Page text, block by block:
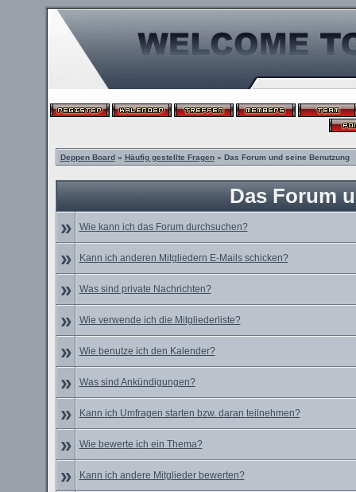
Deppen Board» Häufig gestellte Fragen» Das Forum und seine Benutzung
Das Forum
»
Wie kann ich das Forum durchsuchen?
» Kann ich anderen Mitgliedern E-Mails schicken?
» Was sind private Nachrichten?
» Wie verwende ich die Mitgliederliste?
» Wie benutze ich den Kalender?
» Was sind Ankündigungen?
» Kann ich Umfragen starten bzw. daran teilnehmen?
» Wie bewerte ich ein Thema?
» Kann ich andere Mitglieder bewerten?